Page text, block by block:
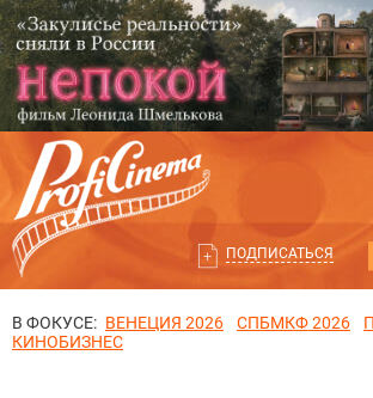
ПОДПИСАТЬСЯ
В ФОКУСЕ: ВЕНЕЦИЯ 2026 СПБМКФ 2026
КИНОБИЗНЕС